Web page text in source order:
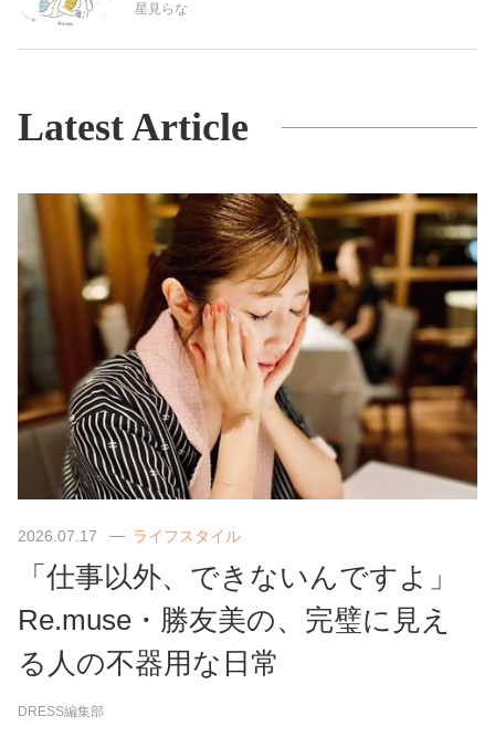
星見らな
Latest Article
2026.07.17 ライフスタイル
「仕事以外、できないんですよ」
Re.muse・勝友美の、完璧に見え
る人の不器用な日常
DRESS編集部